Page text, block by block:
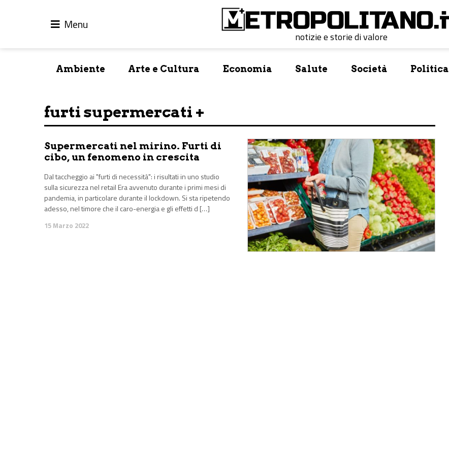
Menu
notizie e storie di valore
Ambiente Arte e Cultura Economia Salute Società Politica
furti supermercati +
Supermercati nel mirino. Furti di
cibo, un fenomeno in crescita
Dal taccheggio ai "furti di necessità": i risultati in uno studio
sulla sicurezza nel retail Era avvenuto durante i primi mesi di
pandemia, in particolare durante il lockdown. Si sta ripetendo
adesso, nel timore che il caro-energia e gli effetti d […]
15 Marzo 2022